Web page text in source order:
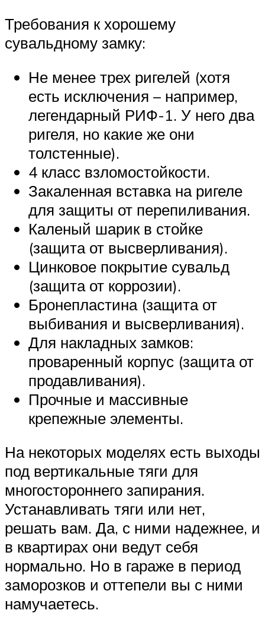
Требования к хорошему
сувальдному замку:
Не менее трех ригелей (хотя
есть исключения – например,
легендарный РИФ-1. У него два
ригеля, но какие же они
толстенные).
4 класс взломостойкости.
Закаленная вставка на ригеле
для защиты от перепиливания.
Каленый шарик в стойке
(защита от высверливания).
Цинковое покрытие сувальд
(защита от коррозии).
Бронепластина (защита от
выбивания и высверливания).
Для накладных замков:
проваренный корпус (защита от
продавливания).
Прочные и массивные
крепежные элементы.
На некоторых моделях есть выходы
под вертикальные тяги для
многостороннего запирания.
Устанавливать тяги или нет,
решать вам. Да, с ними надежнее, и
в квартирах они ведут себя
нормально. Но в гараже в период
заморозков и оттепели вы с ними
намучаетесь.